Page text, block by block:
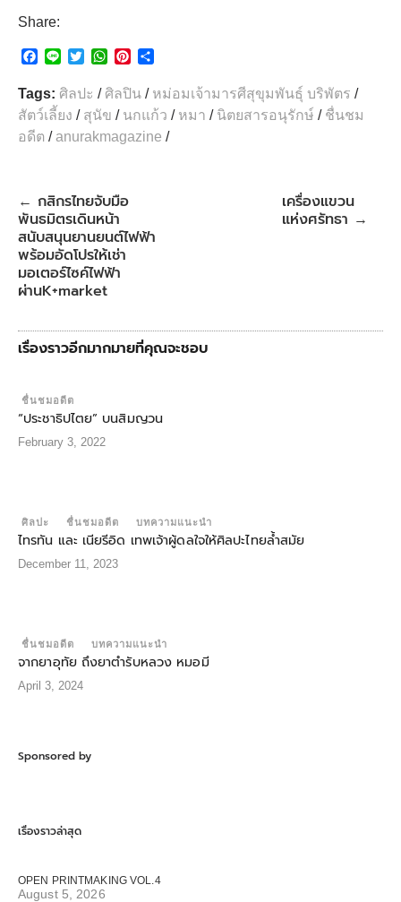
Share:
c
e
b
o
n
i
t
e
W
a
s
A
n
e
r
a
r
e
Tags: ศิลปะ / ศิลปิน / หม่อมเจ้ามารศีสุขุมพันธุ์ บริพัตร /
สัตว์เลี้ยง / สุนัข / นกแก้ว / หมา / นิตยสารอนุรักษ์ / ชื่นชม
อดีต /anurakmagazine /
← กสิกรไทยจับมือ
พันธมิตรเดินหน้า
สนับสนุนยานยนต์ไฟฟ้า
พร้อมอัดโปรให้เช่า
มอเตอร์ไซค์ไฟฟ้า
ผ่านK+market
เครื่องแขวน
แห่งศรัทธา →
เรื่องราวอีกมากมายที่คุณจะชอบ
ชื่นชมอดีต
“ประชาธิปไตย” บนสิมญวน
February 3, 2022
ศิลปะ ชื่นชมอดีต บทความแนะนำ
ไทรทัน และ เนียรีอิด เทพเจ้าผู้ดลใจให้ศิลปะไทยล้ำสมัย
December 11, 2023
ชื่นชมอดีต บทความแนะนำ
จากยาอุทัย ถึงยาตํารับหลวง หมอมี
April 3, 2024
Sponsored by
เรื่องราวล่าสุด
OPEN PRINTMAKING VOL.4
August 5, 2026